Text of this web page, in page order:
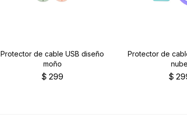
Protector de cable USB diseño
moño
$ 299
Protector de
nube
$